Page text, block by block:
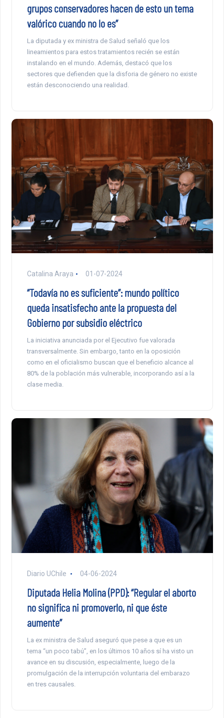
grupos conservadores hacen de esto un tema
valórico cuando no lo es”
La diputada y ex ministra de Salud señaló que los
lineamientos para estos tratamientos recién se están
instalando en el mundo. Además, destacó que los
sectores que defienden que la disforia de género no existe
están desconociendo una realidad.
Catalina Araya 01-07-2024
“Todavía no es suficiente”: mundo político
queda insatisfecho ante la propuesta del
Gobierno por subsidio eléctrico
La iniciativa anunciada por el Ejecutivo fue valorada
transversalmente. Sin embargo, tanto en la oposición
como en el oficialismo buscan que el beneficio alcance al
80% de la población más vulnerable, incorporando así a la
clase media.
Diario UChile 04-06-2024
Diputada Helia Molina (PPD): “Regular el aborto
no significa ni promoverlo, ni que éste
aumente”
La ex ministra de Salud aseguró que pese a que es un
tema “un poco tabú”, en los últimos 10 años sí ha visto un
avance en su discusión, especialmente, luego de la
promulgación de la interrupción voluntaria del embarazo
en tres causales.